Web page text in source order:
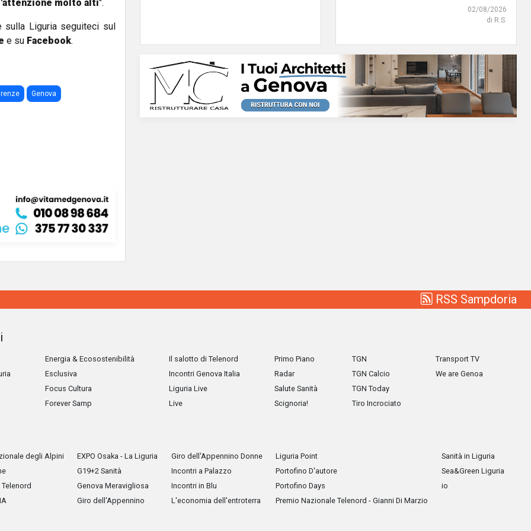
molto alti".
Liguria seguiteci sul
e su Facebook.
Genova
02/08/2026
di R.S.
RSS Sampdoria
Energia & Ecosostenibilità
Esclusiva
Focus Cultura
Forever Samp
Il salotto di Telenord
Incontri Genova Italia
Liguria Live
Live
Primo Piano
Radar
Salute Sanità
Scignoria!
TGN
TGN Calcio
TGN Today
Tiro Incrociato
Transport TV
We are Genoa
degli Alpini
EXPO Osaka - La Liguria
G19+2 Sanità
Genova Meravigliosa
Giro dell'Appennino
Giro dell'Appennino Donne
Incontri a Palazzo
Incontri in Blu
L'economia dell'entroterra
Liguria Point
Portofino D'autore
Portofino Days
Premio Nazionale Telenord - Gianni Di Marzio
Sanità in Liguria
Sea&Green Liguria
io